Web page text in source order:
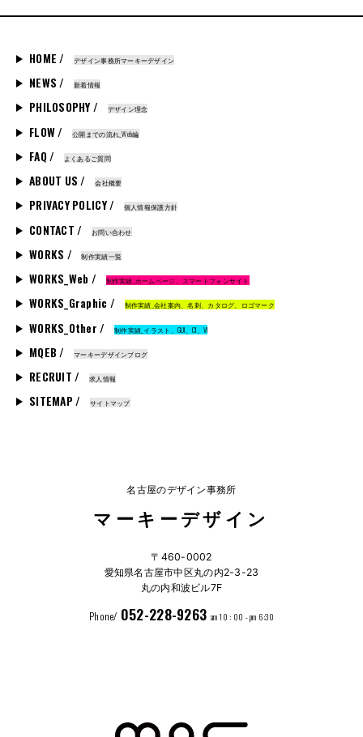
HOME / デザイン事務所マーキーデザイン
NEWS / 新着情報
PHILOSOPHY / デザイン理念
FLOW / 公開までの流れ_Web編
FAQ / よくあるご質問
ABOUT US / 会社概要
PRIVACY POLICY / 個人情報保護方針
CONTACT / お問い合わせ
WORKS / 制作実績一覧
WORKS_Web / 制作実績_ホームページ、スマートフォンサイト
WORKS_Graphic / 制作実績_会社案内、名刺、カタログ、ロゴマーク
WORKS_Other / 制作実績_イラスト、GUI、CI、VI
MQEB / マーキーデザインブログ
RECRUIT / 求人情報
SITEMAP / サイトマップ
名古屋のデザイン事務所
マーキーデザイン
〒460-0002
愛知県名古屋市中区丸の内2-3-23
丸の内和波ビル7F
Phone/ 052-228-9263 am 10 : 00 - pm 6:30